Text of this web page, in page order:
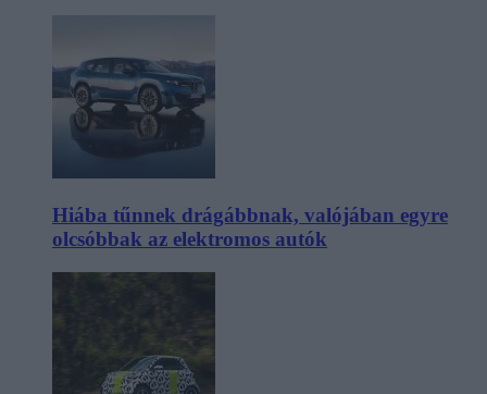
Hiába tűnnek drágábbnak, valójában egyre
olcsóbbak az elektromos autók